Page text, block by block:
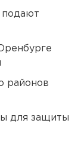
подают
районов
для защиты